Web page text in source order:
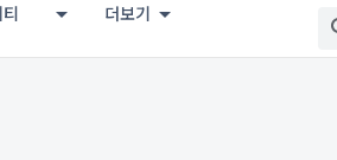
더보기